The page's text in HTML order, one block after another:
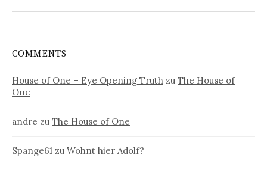
COMMENTS
House of One – Eye Opening Truth zu The House of
One
andre zu The House of One
Spange61 zu Wohnt hier Adolf?